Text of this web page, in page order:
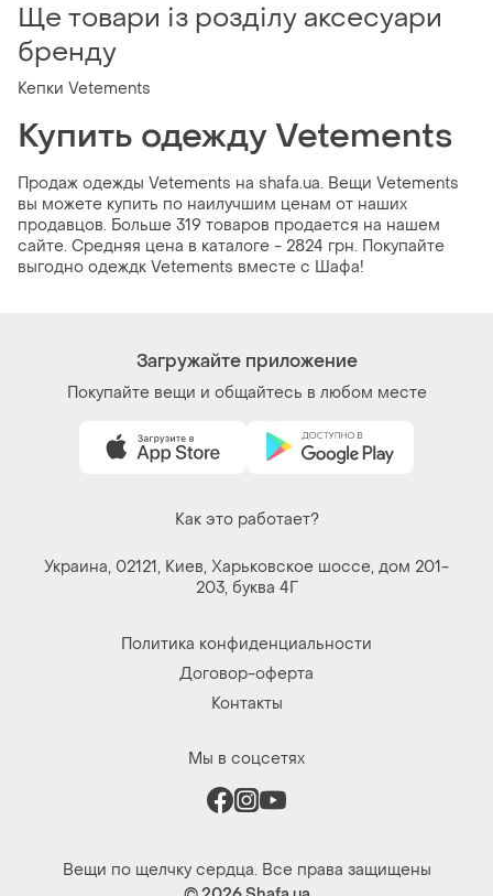
Ще товари із розділу аксесуари
бренду
Кепки Vetements
Купить одежду Vetements
Продаж одежды Vetements на shafa.ua. Вещи Vetements
вы можете купить по наилучшим ценам от наших
продавцов. Больше 319 товаров продается на нашем
сайте. Средняя цена в каталоге - 2824 грн. Покупайте
выгодно одеждк Vetements вместе с Шафа!
Загружайте приложение
Покупайте вещи и общайтесь в любом месте
Как это работает?
Украина, 02121, Киев, Харьковское шоссе, дом 201-
203, буква 4Г
Политика конфиденциальности
Договор-оферта
Контакты
Мы в соцсетях
Вещи по щелчку сердца. Все права защищены